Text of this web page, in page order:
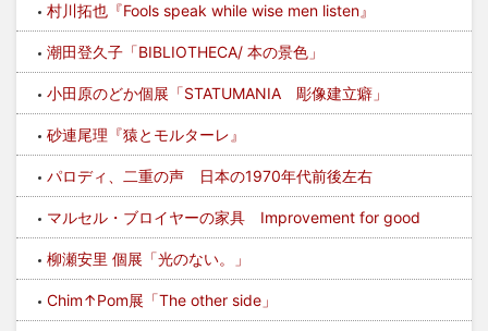
村川拓也『Fools speak while wise men listen』
潮田登久子「BIBLIOTHECA/ 本の景色」
小田原のどか個展「STATUMANIA 彫像建立癖」
砂連尾理『猿とモルターレ』
パロディ、二重の声 日本の1970年代前後左右
マルセル・ブロイヤーの家具 Improvement for good
柳瀬安里 個展「光のない。」
Chim↑Pom展「The other side」